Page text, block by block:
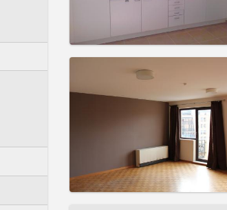
Infos Pratiques
Infos Pratiques
600 € (300 €/pers.)
70 € (35 €/pers.)
12 mois
Acceptée